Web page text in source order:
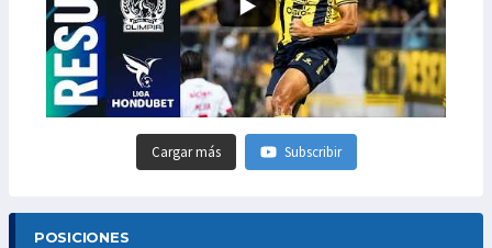
Cargar más Subscribir
POSICIONES